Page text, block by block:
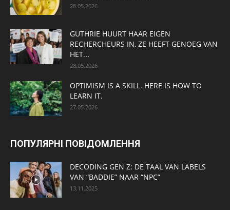
28.05.2026
GUTHRIE HUURT HAAR EIGEN
RECHERCHEURS IN, ZE HEEFT GENOEG VAN
HET...
28.05.2026
OPTIMISM IS A SKILL. HERE IS HOW TO
LEARN IT.
27.05.2026
ПОПУЛЯРНІ ПОВІДОМЛЕННЯ
DECODING GEN Z: DE TAAL VAN LABELS
VAN “BADDIE” NAAR “NPC”
13.11.2025